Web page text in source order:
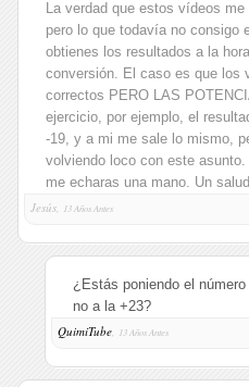
La verdad que estos vídeos
pero lo que todavía no consigo
obtienes los resultados a la
conversión. El caso es que los
correctos PERO LAS
ejercicio, por ejemplo, el
-19, y a mi me sale lo mismo,
volviendo loco con este
me echaras una mano. Un
Jesús,
13 Años Antes
¿Estás poniendo el
no a la +23?
QuimiTube, 13 Años Antes